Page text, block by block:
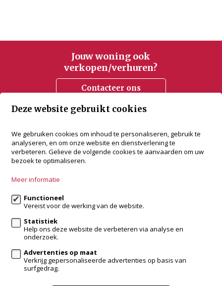
Jouw woning ook
verkopen/verhuren?
Contacteer ons
accent vastgoed
Bredabaan 505
2930 Brasschaat
info@accentvastgoed.be
Volg ons op:
Deze website gebruikt cookies
We gebruiken cookies om inhoud te personaliseren, gebruik te
analyseren, en om onze website en dienstverlening te
verbeteren. Gelieve de volgende cookies te aanvaarden om uw
bezoek te optimaliseren.
Meer informatie
Functioneel
Vereist voor de werking van de website.
Statistiek
Help ons deze website de verbeteren via analyse en
onderzoek.
Advertenties op maat
Verkrijg gepersonaliseerde advertenties op basis van
surfgedrag.